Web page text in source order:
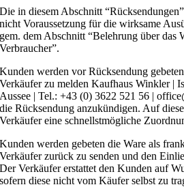
Die in diesem Abschnitt
nicht Voraussetzung für die wirksame
gem. dem Abschnitt “Belehrung über das
Verbraucher”.
Kunden werden vor Rücksendung
Verkäufer zu melden Kaufhaus Winkler |
Aussee | Tel.: +43 (0) 3622 521 56 |
die Rücksendung anzukündigen. Auf
Verkäufer eine schnellstmögliche
Kunden werden gebeten die Ware als
Verkäufer zurück zu senden und den
Der Verkäufer erstattet den Kunden auf
sofern diese nicht vom Käufer selbst zu